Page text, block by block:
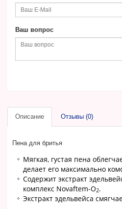
Ваш вопрос
Описание Отзывы (0)
Пена для бритья
Мягкая, густая пена
делает его максимально
Содержит экстракт
комплекс Novaftem-O2.
Экстракт эдельвейса